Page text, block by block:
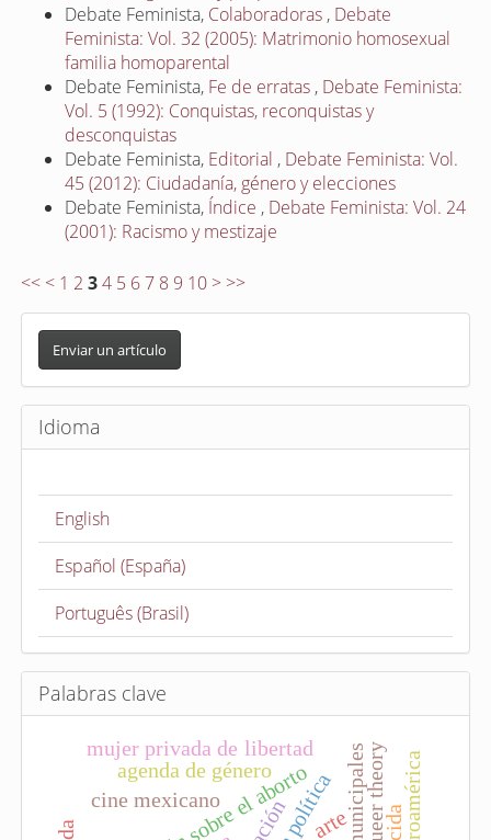
Debate Feminista, Colaboradoras , Debate
Feminista: Vol. 32 (2005): Matrimonio homosexual
familia homoparental
Debate Feminista, Fe de erratas , Debate Feminista:
Vol. 5 (1992): Conquistas, reconquistas y
desconquistas
Debate Feminista, Editorial , Debate Feminista: Vol.
45 (2012): Ciudadanía, género y elecciones
Debate Feminista, Índice , Debate Feminista: Vol. 24
(2001): Racismo y mestizaje
<< < 1 2 3 4 5 6 7 8 9 10 > >>
E
v
i
a
c
l
Enviar un artículo
Idioma
English
Español (España)
Português (Brasil)
Palabras clave
cine mexicano
agenda de género queer theorycentroamérica
arte
mujer privada de libertad